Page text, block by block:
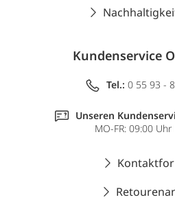
Kundenservice
Tel.: 0 55 93 -
Unseren
MO-FR: 09:00